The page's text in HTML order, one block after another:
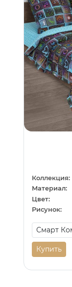
Коллекция:
Материал:
Цвет:
Рисунок:
Купить